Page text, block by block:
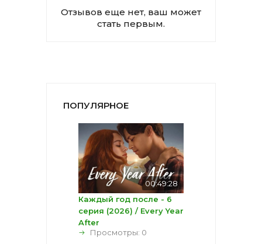
Отзывов еще нет, ваш может
стать первым.
ПОПУЛЯРНОЕ
00:49:28
Каждый год после - 6
серия (2026) / Every Year
After
Просмотры: 0